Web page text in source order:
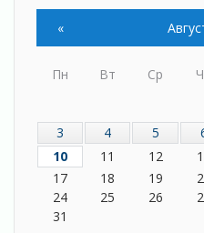
03 августа 2026
Часть медиков в
рассчитывать на
03 августа 2026
За сутки в
03 августа 2026
Клюква наливается,
просится
03 августа 2026
Строительные
«
Пн Вт Ср
3
4 5
10
11 12
17
18 19
24
25 26
31